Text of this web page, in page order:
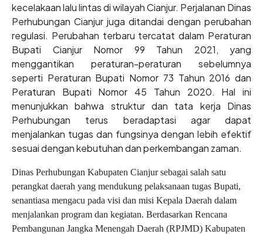
kecelakaan lalu lintas di wilayah Cianjur. Perjalanan Dinas
Perhubungan Cianjur juga ditandai dengan perubahan
regulasi. Perubahan terbaru tercatat dalam Peraturan
Bupati Cianjur Nomor 99 Tahun 2021, yang
menggantikan peraturan-peraturan sebelumnya
seperti Peraturan Bupati Nomor 73 Tahun 2016 dan
Peraturan Bupati Nomor 45 Tahun 2020. Hal ini
menunjukkan bahwa struktur dan tata kerja Dinas
Perhubungan terus beradaptasi agar dapat
menjalankan tugas dan fungsinya dengan lebih efektif
sesuai dengan kebutuhan dan perkembangan zaman.
Dinas Perhubungan Kabupaten Cianjur sebagai salah satu
perangkat daerah yang mendukung pelaksanaan tugas Bupati,
senantiasa mengacu pada visi dan misi Kepala Daerah dalam
menjalankan program dan kegiatan. Berdasarkan Rencana
Pembangunan Jangka Menengah Daerah (RPJMD) Kabupaten